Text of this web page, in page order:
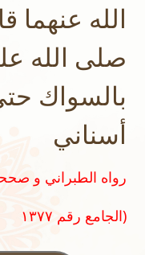
الله عنهما
صلى الله
بالسواك
أسناني
الجامع رقم ١٣٧٧)